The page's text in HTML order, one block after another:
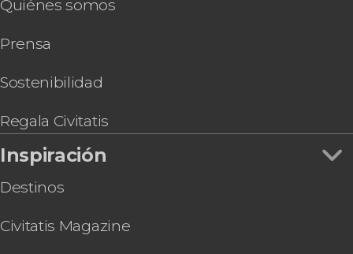
Quiénes somos
Prensa
Sostenibilidad
Regala Civitatis
Inspiración
Destinos
Civitatis Magazine